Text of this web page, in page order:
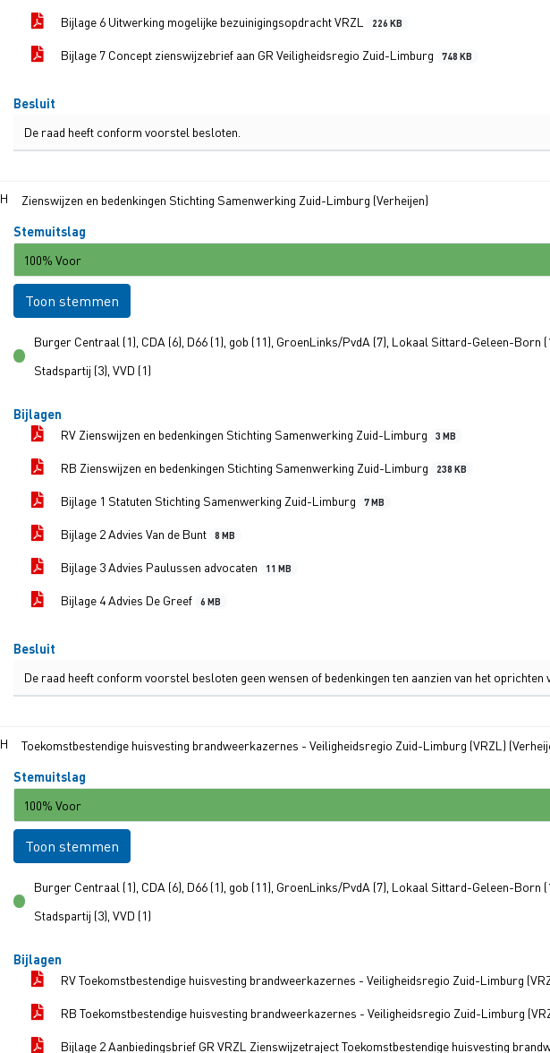
Bijlage 6 Uitwerking mogelijke bezuinigingsopdracht VRZL 226 KB
Bijlage 7 Concept zienswijzebrief aan GR Veiligheidsregio Zuid-Limburg 748 KB
Besluit
De raad heeft conform voorstel besloten.
Zienswijzen en bedenkingen Stichting Samenwerking Zuid-Limburg (Verheijen)
Stemuitslag
100% Voor
Toon stemmen
voor
Burger Centraal (1), CDA (6), D66 (1), gob (11), GroenLinks/PvdA (7), Lokaal Sittard-Geleen-Born
Stadspartij (3), VVD (1)
Bijlagen
RV Zienswijzen en bedenkingen Stichting Samenwerking Zuid-Limburg
3 MB
RB Zienswijzen en bedenkingen Stichting Samenwerking Zuid-Limburg 238 KB
Bijlage 1 Statuten Stichting Samenwerking Zuid-Limburg 7 MB
Bijlage 2 Advies Van de Bunt 8 MB
Bijlage 3 Advies Paulussen advocaten 11 MB
Bijlage 4 Advies De Greef 6 MB
Besluit
De raad heeft conform voorstel besloten geen wensen of bedenkingen ten aanzien van het
Toekomstbestendige huisvesting brandweerkazernes - Veiligheidsregio Zuid-Limburg (VRZL)
Stemuitslag
100% Voor
Toon stemmen
voor
Burger Centraal (1), CDA (6), D66 (1), gob (11), GroenLinks/PvdA (7), Lokaal Sittard-Geleen-Born
Stadspartij (3), VVD (1)
Bijlagen
RV Toekomstbestendige huisvesting brandweerkazernes - Veiligheidsregio Zuid-Limburg
RB Toekomstbestendige huisvesting brandweerkazernes - Veiligheidsregio Zuid-Limburg
Bijlage 2 Aanbiedingsbrief GR VRZL Zienswijzetraject Toekomstbestendige huisvesting